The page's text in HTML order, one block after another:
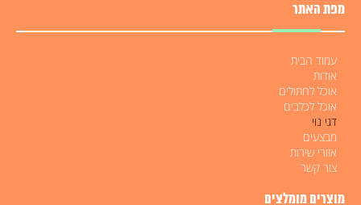
מפת האתר
עמוד הבית
אודות
אוכל לחתולים
אוכל לכלבים
דגי נוי
מבצעים
אזורי שירות
צור קשר
מוצרים מומלצים